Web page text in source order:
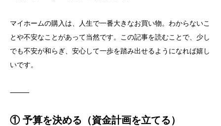
マイホームの購入は、人生で一番大きなお買い物。わからないこ
とや不安なことがあって当然です。この記事を読むことで、少し
でも不安が和らぎ、安心して一歩を踏み出せるようになれば嬉し
いです。
⸻
① 予算を決める（資金計画を立てる）